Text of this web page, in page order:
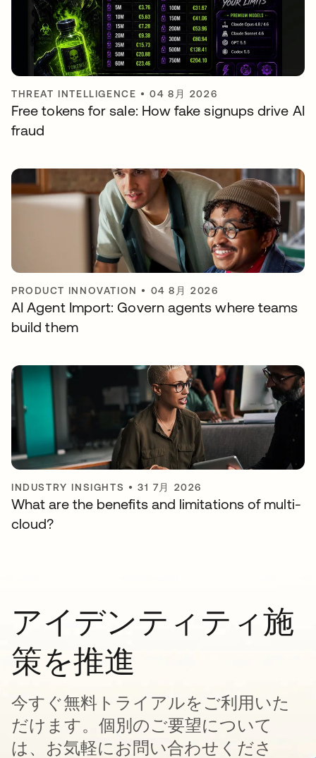
THREAT INTELLIGENCE •04 8月 2026
Free tokens for sale: How fake signups drive AI
fraud
PRODUCT INNOVATION • 04 8月 2026
AI Agent Import: Govern agents where teams
build them
INDUSTRY INSIGHTS •31 7月 2026
What are the benefits and limitations of multi-
cloud?
アイデンティティ施
策を推進
今すぐ無料トライアルをご利用いた
だけます。個別のご要望について
は、お気軽にお問い合わせくださ